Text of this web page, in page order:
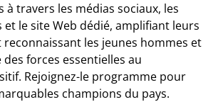
travers les médias sociaux, les
et le site Web dédié, amplifiant leurs
les jeunes hommes et
forces essentielles au
Rejoignez-le programme pour
champions du pays.